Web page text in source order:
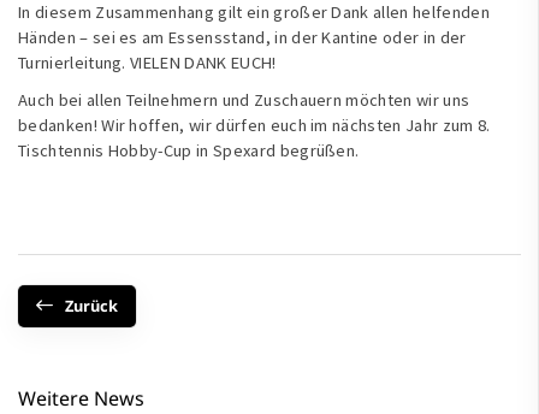
In diesem Zusammenhang gilt ein großer Dank allen helfenden
Händen – sei es am Essensstand, in der Kantine oder in der
Turnierleitung. VIELEN DANK EUCH!
Auch bei allen Teilnehmern und Zuschauern möchten wir uns
bedanken! Wir hoffen, wir dürfen euch im nächsten Jahr zum 8.
Tischtennis Hobby-Cup in Spexard begrüßen.
Zurück
Weitere News